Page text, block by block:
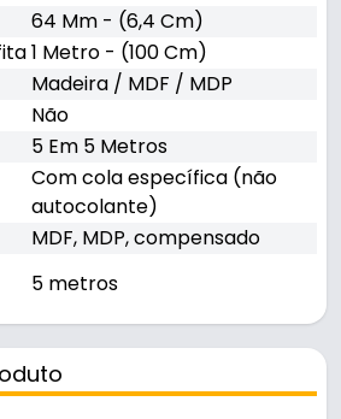
64 Mm - (6,4 Cm)
1 Metro - (100 Cm)
Madeira / MDF / MDP
Não
5 Em 5 Metros
Com cola específica (não
autocolante)
MDF, MDP, compensado
5 metros